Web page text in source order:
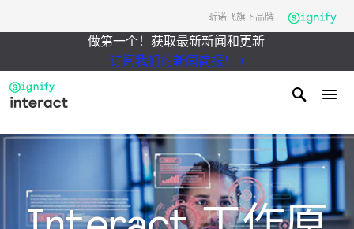
昕诺飞旗下品牌
做第一个！获取最新新闻和更新
订阅我们的新闻简报！